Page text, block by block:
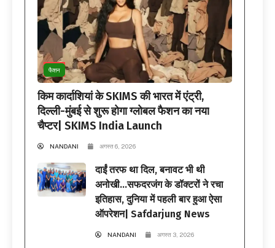
फैशन
किम कार्दाशियां के SKIMS की भारत में एंट्री,
दिल्ली-मुंबई से शुरू होगा ग्लोबल फैशन का नया
चैप्टर| SKIMS India Launch
NANDANI अगस्त 6, 2026
दाईं तरफ था दिल, बनावट भी थी
अनोखी…सफदरजंग के डॉक्टरों ने रचा
इतिहास, दुनिया में पहली बार हुआ ऐसा
ऑपरेशन| Safdarjung News
NANDANI अगस्त 3, 2026